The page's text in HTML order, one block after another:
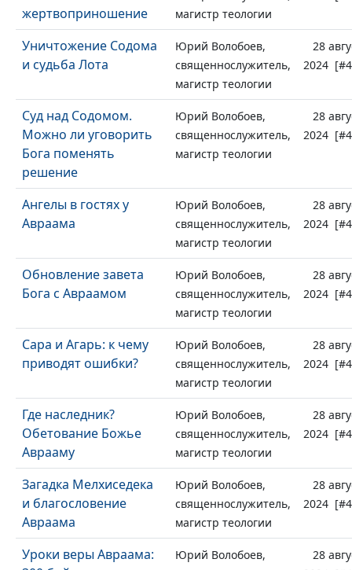
жертвоприношение
магистр теологии
Уничтожение Содома
и судьба Лота
Юрий Волобоев,
священнослужитель,
магистр теологии
28
2024
Суд над Содомом.
Можно ли уговорить
Бога поменять
решение
Юрий Волобоев,
священнослужитель,
магистр теологии
28
2024
Ангелы в гостях у
Авраама
Юрий Волобоев,
священнослужитель,
магистр теологии
28
2024
Обновление завета
Бога с Авраамом
Юрий Волобоев,
священнослужитель,
магистр теологии
28
2024
Сара и Агарь: к чему
приводят ошибки?
Юрий Волобоев,
священнослужитель,
магистр теологии
28
2024
Где наследник?
Обетование Божье
Аврааму
Юрий Волобоев,
священнослужитель,
магистр теологии
28
2024
Загадка Мелхиседека
и благословение
Авраама
Юрий Волобоев,
священнослужитель,
магистр теологии
28
2024
Уроки веры Авраама:
Юрий Волобоев,
28